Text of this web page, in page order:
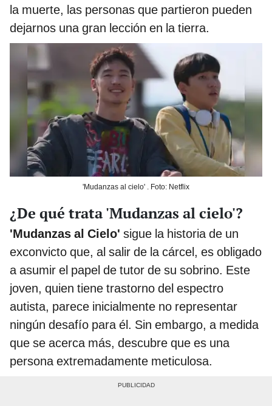
la muerte, las personas que partieron pueden
dejarnos una gran lección en la tierra.
'Mudanzas al cielo' . Foto: Netflix
¿De qué trata 'Mudanzas al cielo'?
'Mudanzas al Cielo' sigue la historia de un
exconvicto que, al salir de la cárcel, es obligado
a asumir el papel de tutor de su sobrino. Este
joven, quien tiene trastorno del espectro
autista, parece inicialmente no representar
ningún desafío para él. Sin embargo, a medida
que se acerca más, descubre que es una
persona extremadamente meticulosa.